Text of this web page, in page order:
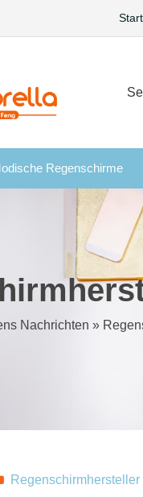
Regenschirme
Nachrichten »
Regenschirmhersteller